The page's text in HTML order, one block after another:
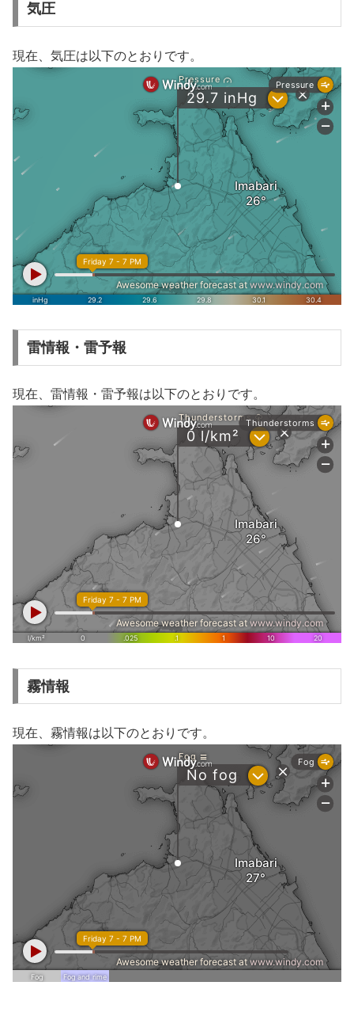
気圧
現在、気圧は以下のとおりです。
雷情報・雷予報
現在、雷情報・雷予報は以下のとおりです。
霧情報
現在、霧情報は以下のとおりです。